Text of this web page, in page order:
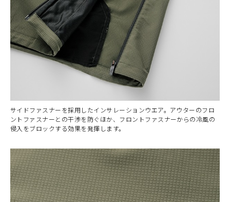
サイドファスナーを採用したインサレーションウエア。アウターのフロ
ントファスナーとの干渉を防ぐほか、フロントファスナーからの冷風の
侵入をブロックする効果を発揮します。